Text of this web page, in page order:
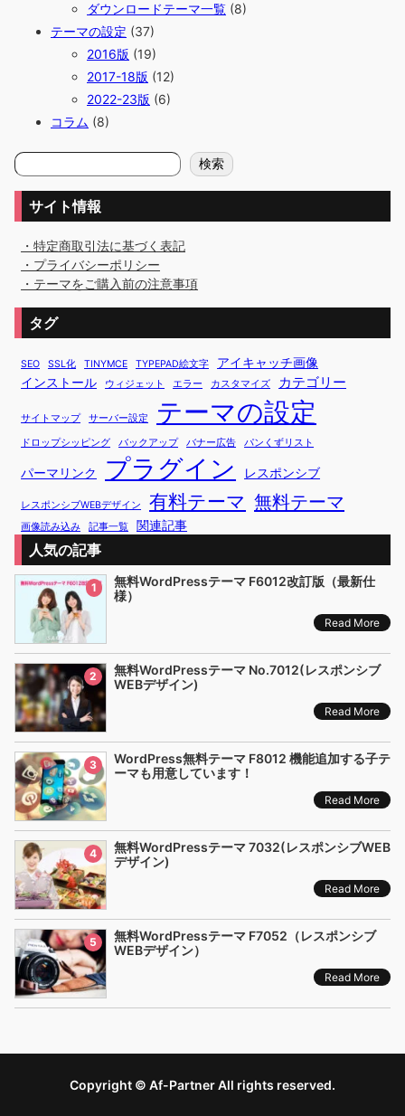
ダウンロードテーマ一覧 (8)
テーマの設定 (37)
2016版 (19)
2017-18版 (12)
2022-23版 (6)
コラム (8)
検
索
検索
サイト情報
・特定商取引法に基づく表記
・プライバシーポリシー
・テーマをご購入前の注意事項
タグ
SEO SSL化 TINYMCE TYPEPAD絵文字
アイキャッチ画像
インストール
ウィジェット エラー カスタマイズ カテゴリー
サイトマップ サーバー設定 テーマの設定
ドロップシッピング バックアップ バナー広告 パンくずリスト
パーマリンク プラグイン レスポンシブ
レスポンシブWEBデザイン 有料テーマ 無料テーマ
画像読み込み 記事一覧 関連記事
人気の記事
1
無料WordPressテーマ F6012改訂版（最新仕
様）
Read More
2
無料WordPressテーマ No.7012(レスポンシブ
WEBデザイン)
Read More
3
WordPress無料テーマ F8012 機能追加する子テ
ーマも用意しています！
Read More
4
無料WordPressテーマ 7032(レスポンシブWEB
デザイン)
Read More
5
無料WordPressテーマ F7052（レスポンシブ
WEBデザイン）
Read More
Copyright © Af-Partner All rights reserved.